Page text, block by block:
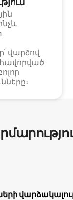
վարձով